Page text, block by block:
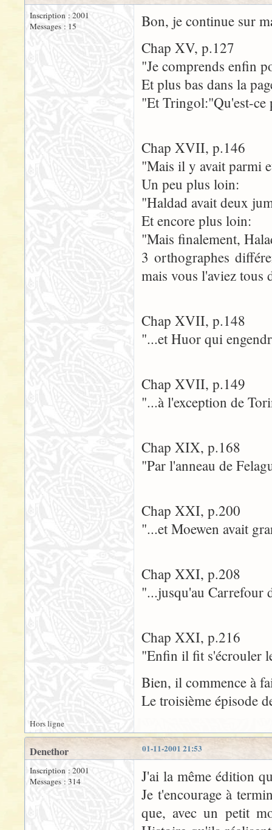
Inscription : 2001
Messages : 15
Bon, je continue sur
Chap XV, p.127
"Je comprends enfin
Et plus bas dans la
"Et Tringol:"Qu'est-ce
Chap XVII, p.146
"Mais il y avait parmi
Un peu plus loin:
"Haldad avait deux
Et encore plus loin:
"Mais finalement,
3 orthographes
mais vous l'aviez tous
Chap XVII, p.148
"...et Huor qui
Chap XVII, p.149
"...à l'exception de
Chap XIX, p.168
"Par l'anneau de
Chap XXI, p.200
"...et Moewen avait
Chap XXI, p.208
"...jusqu'au Carrefour
Chap XXI, p.216
"Enfin il fit s'écrouler
Bien, il commence à
Le troisième épisode
Hors ligne
01-11-2001 21:53
Denethor
Inscription : 2001
Messages : 314
J'ai la même édition
Je t'encourage à
que, avec un petit